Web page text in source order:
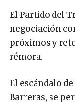
El Partido del
negociación
próximos y
rémora.
El escándalo
Barreras, se